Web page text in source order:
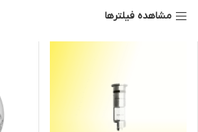
مشاهده فیلترها